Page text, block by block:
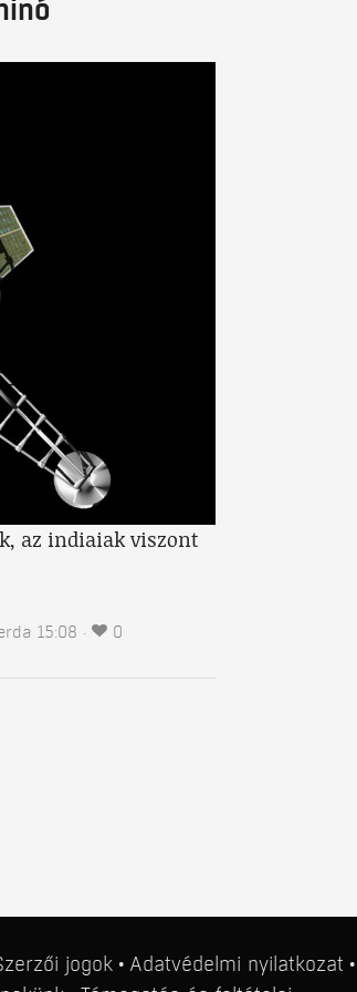
az indiaiak viszont
15:08 0
jogok Adatvédelmi nyilatkozat